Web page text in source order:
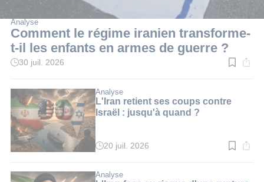
Analyse
Comment le régime iranien transforme-
t-il les enfants en armes de guerre ?
Temps
:
20
min.
30 juil. 2026
Analyse
L'Iran retient ses coups contre
Israël : jusqu'à quand ?
Temps
:
20 juil. 2026
Analyse